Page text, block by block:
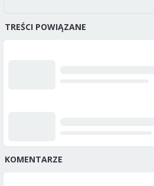
TREŚCI POWIĄZANE
KOMENTARZE